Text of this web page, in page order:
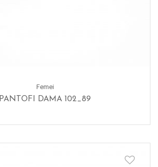
Femei
PANTOFI DAMA 102_89